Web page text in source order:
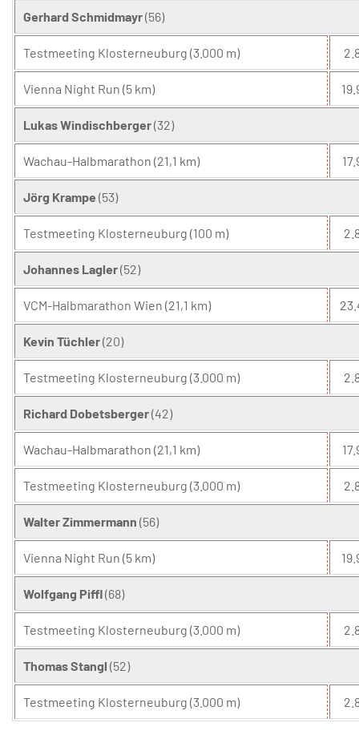
Gerhard Schmidmayr(56)
Testmeeting Klosterneuburg (3.000 m)
Vienna Night Run (5 km)
Lukas Windischberger(32)
Wachau-Halbmarathon (21,1 km)
Jörg Krampe (53)
Testmeeting Klosterneuburg (100 m)
Johannes Lagler(52)
VCM-Halbmarathon Wien (21,1 km)
Kevin Tüchler(20)
Testmeeting Klosterneuburg (3.000 m)
Richard Dobetsberger(42)
Wachau-Halbmarathon (21,1 km)
Testmeeting Klosterneuburg (3.000 m)
Walter Zimmermann (56)
Vienna Night Run (5 km)
Wolfgang Piffl(68)
Testmeeting Klosterneuburg (3.000 m)
Thomas Stangl (52)
Testmeeting Klosterneuburg (3.000 m)